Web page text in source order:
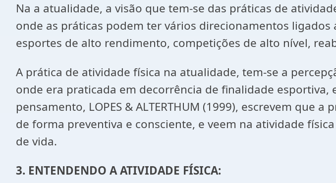
Na a atualidade, a visão que tem-se das práticas de
onde as práticas podem ter vários direcionamentos
esportes de alto rendimento, competições de alto nível,
A prática de atividade física na atualidade, tem-se a
onde era praticada em decorrência de finalidade esportiva,
pensamento, LOPES & ALTERTHUM (1999), escrevem
de forma preventiva e consciente, e veem na atividade
de vida.
3. ENTENDENDO A ATIVIDADE FÍSICA: